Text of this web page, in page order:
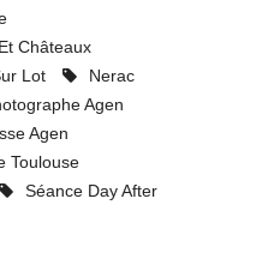
Châteaux
Lot
Nerac
Agen
Agen
Toulouse
Séance Day After